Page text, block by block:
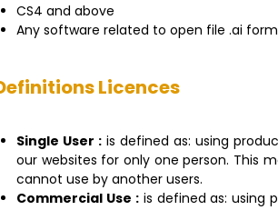
CS4 and above
Any software related to open file .ai
Licences
Single User : is defined as: using
our websites for only one person. This
cannot use by another users.
Commercial Use : is defined as: using